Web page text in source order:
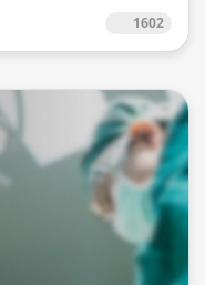
1602